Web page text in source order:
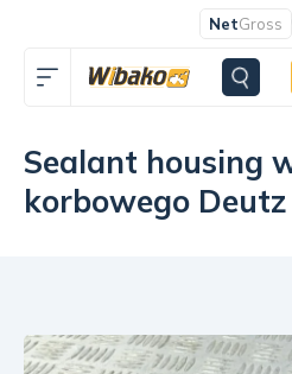
NetGross
Sealant housing
korbowego